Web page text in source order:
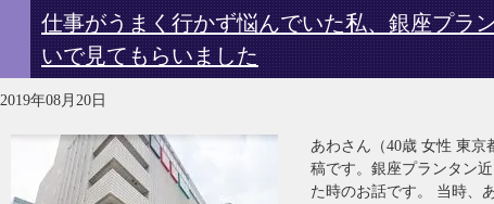
仕事がうまく行かず悩んでいた私、銀座プラ
いで見てもらいました
2019年08月20日
あわさん（40歳 女性 東
稿です。銀座プランタン
た時のお話です。 当時、